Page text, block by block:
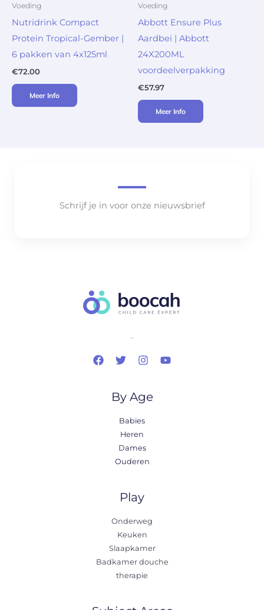
Voeding
Nutridrink Compact
Protein Tropical-Gember |
6 pakken van 4x125ml
€72.00
Meer Info
Voeding
Abbott Ensure Plus
Aardbei | Abbott
24X200ML
voordeelverpakking
€57.97
Meer Info
Schrijf je in voor onze nieuwsbrief
..
By Age
Babies
Heren
Dames
Ouderen
Play
Onderweg
Keuken
Slaapkamer
Badkamer douche
therapie